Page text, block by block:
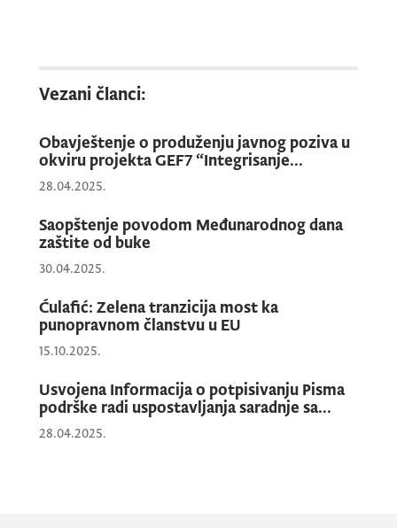
Vezani članci:
Obavještenje o produženju javnog poziva u
okviru projekta GEF7 “Integrisanje...
28.04.2025.
Saopštenje povodom Međunarodnog dana
zaštite od buke
30.04.2025.
Ćulafić: Zelena tranzicija most ka
punopravnom članstvu u EU
15.10.2025.
Usvojena Informacija o potpisivanju Pisma
podrške radi uspostavljanja saradnje sa...
28.04.2025.